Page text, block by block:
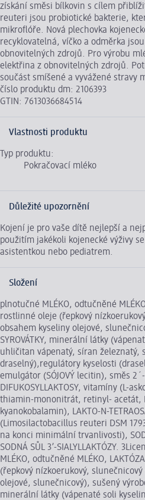
získání směsi bílkovin s cílem
reuteri jsou probiotické bakterie,
mikroflóře. Nová plechovka
recyklovatelná, víčko a odměrka
obnovitelných zdrojů. Pro výrobu
elektřina z obnovitelných zdrojů.
součást smíšené a vyvážené stravy
číslo produktu dm: 2106393
GTIN: 7613036684514
Vlastnosti produktu
Typ produktu:
Pokračovací mléko
Důležité upozornění
Kojení je pro vaše dítě nejlepší a
použitím jakékoli kojenecké výživy
asistentkou nebo pediatrem.
Složení
plnotučné MLÉKO, odtučněné
rostlinné oleje (řepkový
obsahem kyseliny olejové,
SYROVÁTKY, minerální látky
uhličitan vápenatý, síran železnatý,
draselný),regulátory kyselosti
emulgátor (SÓJOVÝ lecitin), směs 2´-
DIFUKOSYLLAKTOSY, vitamíny (L-
thiamin-mononitrát, retinyl- acetát,
kyanokobalamin), LAKTO-N-
(Limosilactobacillus reuteri DSM
na konci minimální trvanlivosti),
SODNÁ SŮL 3’-SIALYLLAKTÓZY.
MLÉKO, odtučněné MLÉKO,
(řepkový nízkoerukový,
olejové, slunečnicový), sušený
minerální látky (vápenaté soli